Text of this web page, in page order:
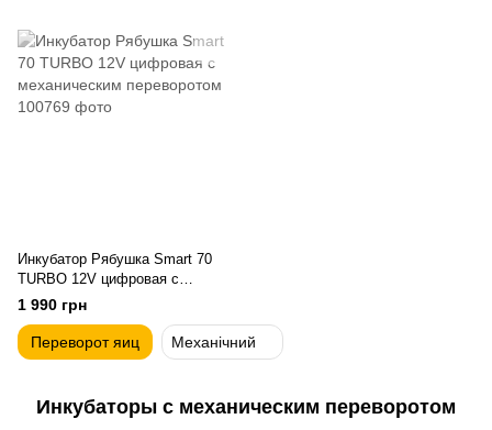
Инкубатор Рябушка Smart 70
TURBO 12V цифровая с
механическим переворотом
1 990 грн
Инкубаторы с механическим переворотом
Переворот яиц Механічний